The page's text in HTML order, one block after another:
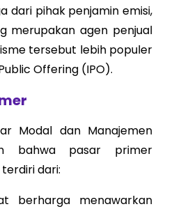
dari pihak penjamin emisi,
merupakan agen penjual
tersebut lebih populer
Offering (IPO).
Modal dan Manajemen
bahwa pasar primer
dari:
berharga menawarkan